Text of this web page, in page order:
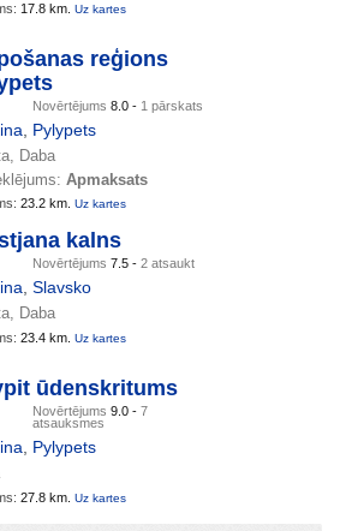
17.8 km. Uz kartes
reģions
Novērtējums 8.0 - 1 pārskats
Pylypets
Daba
Apmaksats
23.2 km. Uz kartes
kalns
Novērtējums 7.5 - 2 atsaukt
Slavsko
Daba
23.4 km. Uz kartes
ūdenskritums
Novērtējums 9.0 - 7
atsauksmes
Pylypets
27.8 km. Uz kartes